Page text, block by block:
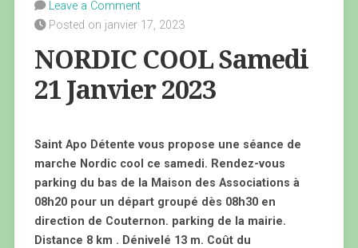
Leave a Comment
Posted on janvier 17, 2023
NORDIC COOL Samedi
21 Janvier 2023
Saint Apo Détente vous propose une séance de
marche Nordic cool ce samedi. Rendez-vous
parking du bas de la Maison des Associations à
08h20 pour un départ groupé dès 08h30 en
direction de Couternon. parking de la mairie.
Distance 8 km . Dénivelé 13 m. Coût du